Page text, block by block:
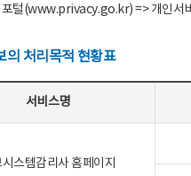
털(www.privacy.go.kr) => 개인서비
의 처리목적 현황표
서비스명
시스템감리사 홈페이지